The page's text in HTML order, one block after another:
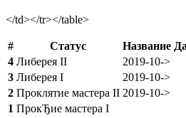
</td></tr></table>
# Статус Название
4 Либерея II
2019-10->
3 Либерея I
2019-10->
2 Проклятие мастера II 2019-10->
1 ПрокЂие мастера I